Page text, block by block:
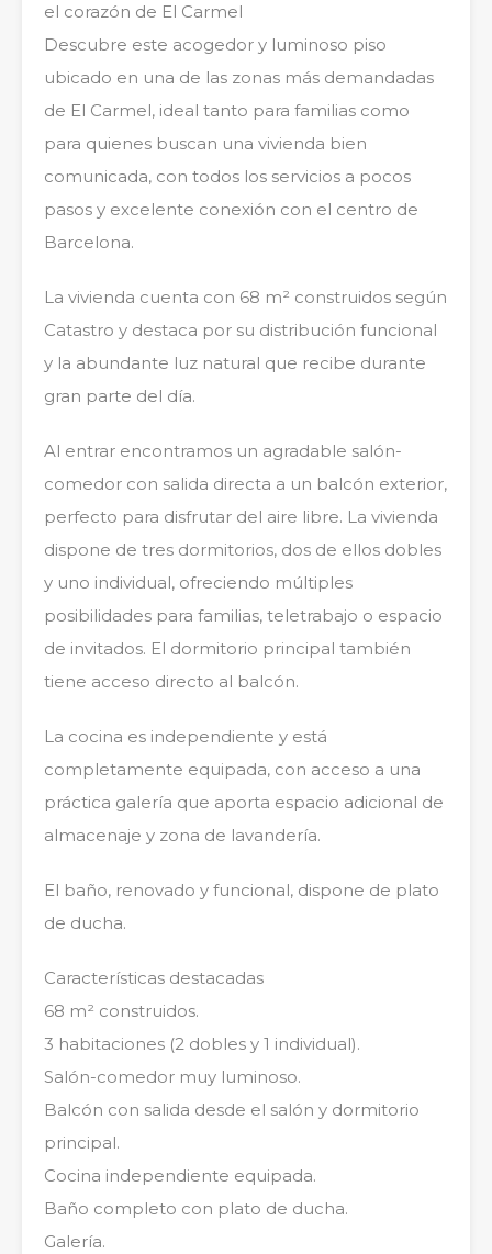
el corazón de El Carmel
Descubre este acogedor y luminoso piso
ubicado en una de las zonas más demandadas
de El Carmel, ideal tanto para familias como
para quienes buscan una vivienda bien
comunicada, con todos los servicios a pocos
pasos y excelente conexión con el centro de
Barcelona.
La vivienda cuenta con 68 m² construidos según
Catastro y destaca por su distribución funcional
y la abundante luz natural que recibe durante
gran parte del día.
Al entrar encontramos un agradable salón-
comedor con salida directa a un balcón exterior,
perfecto para disfrutar del aire libre. La vivienda
dispone de tres dormitorios, dos de ellos dobles
y uno individual, ofreciendo múltiples
posibilidades para familias, teletrabajo o espacio
de invitados. El dormitorio principal también
tiene acceso directo al balcón.
La cocina es independiente y está
completamente equipada, con acceso a una
práctica galería que aporta espacio adicional de
almacenaje y zona de lavandería.
El baño, renovado y funcional, dispone de plato
de ducha.
Características destacadas
68 m² construidos.
3 habitaciones (2 dobles y 1 individual).
Salón-comedor muy luminoso.
Balcón con salida desde el salón y dormitorio
principal.
Cocina independiente equipada.
Baño completo con plato de ducha.
Galería.